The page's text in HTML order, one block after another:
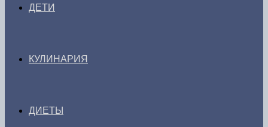
ДЕТИ
КУЛИНАРИЯ
ДИЕТЫ